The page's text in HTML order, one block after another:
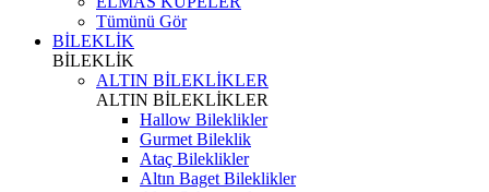
Tümünü Gör
BİLEKLİK
BİLEKLİK
ALTIN BİLEKLİKLER
ALTIN BİLEKLİKLER
Hallow Bileklikler
Gurmet Bileklik
Ataç Bileklikler
Altın Baget Bileklikler